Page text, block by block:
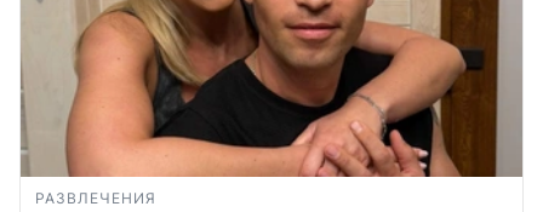
РАЗВЛЕЧЕНИЯ